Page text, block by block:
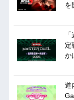
を
定
か
道